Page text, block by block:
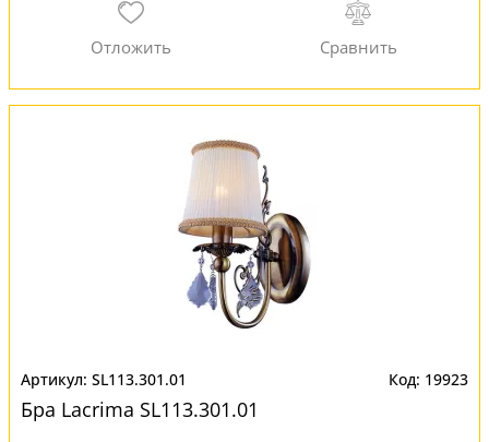
SL113.301.01 19923
Бра Lacrima SL113.301.01